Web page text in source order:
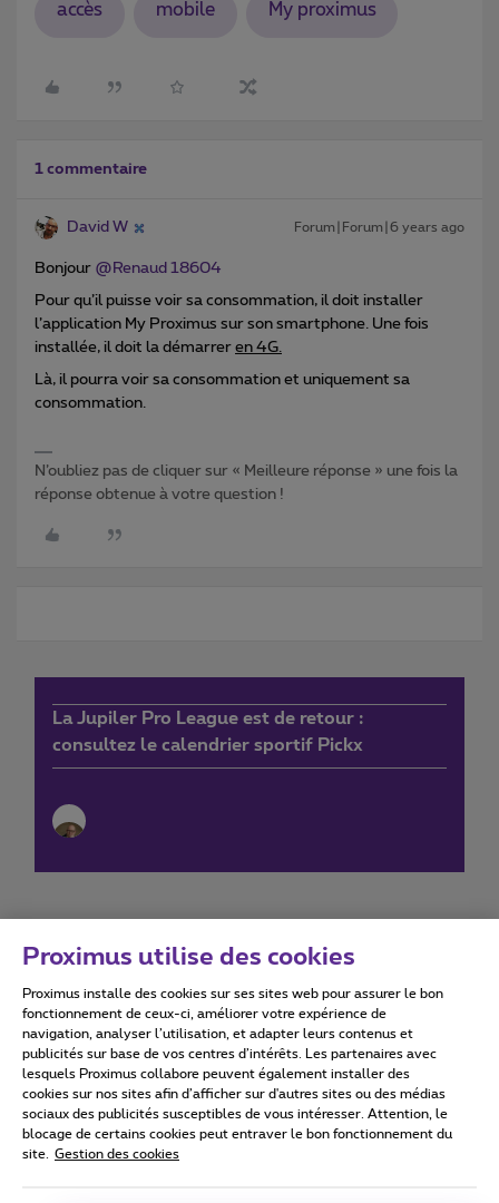
accès mobile My proximus
1 commentaire
David W Forum|Forum|6 years ago
Bonjour @Renaud 18604
Pour qu’il puisse voir sa consommation, il doit installer
l’application My Proximus sur son smartphone. Une fois
installée, il doit la démarrer en 4G.
Là, il pourra voir sa consommation et uniquement sa
consommation.
N’oubliez pas de cliquer sur « Meilleure réponse » une fois la
réponse obtenue à votre question !
La Jupiler Pro League est de retour :
consultez le calendrier sportif Pickx
Conditions d'utilisation Accessibility statement
Tous droits réservés. © 2026 Proximus
Conditions générales, info consommateur
Proximus utilise des cookies
Proximus installe des cookies sur ses sites web pour assurer le bon
fonctionnement de ceux-ci, améliorer votre expérience de
navigation, analyser l’utilisation, et adapter leurs contenus et
publicités sur base de vos centres d’intérêts. Les partenaires avec
lesquels Proximus collabore peuvent également installer des
cookies sur nos sites afin d’afficher sur d'autres sites ou des médias
sociaux des publicités susceptibles de vous intéresser. Attention, le
blocage de certains cookies peut entraver le bon fonctionnement du
site.
Gestion des cookies